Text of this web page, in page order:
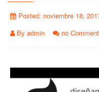
Posted: noviembre 18,
By admin no